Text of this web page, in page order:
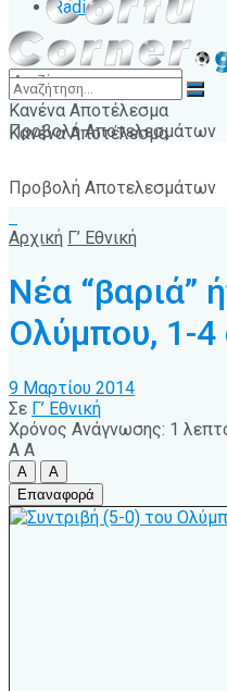
Radio
Κανένα Αποτέλεσμα
Προβολή Αποτελεσμάτων
Κανένα Αποτέλεσμα
Προβολή Αποτελεσμάτων
Αρχική Γ’ Εθνική
Νέα “βαριά”
Ολύμπου, 1-
9 Μαρτίου 2014
Σε Γ’ Εθνική
Χρόνος Ανάγνωσης: 1
A A
A
A
Επαναφορά